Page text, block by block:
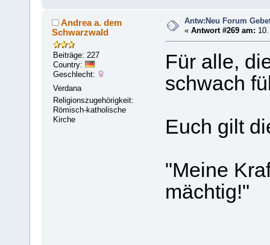
Andrea a. dem
Schwarzwald
Beiträge: 227
Country:
Geschlecht:
Verdana
Religionszugehörigkeit:
Römisch-katholische
Kirche
Antw:Neu Forum
«Antwort #269 am:
Für alle,
schwach
Euch gilt
"Meine
mächtig!"